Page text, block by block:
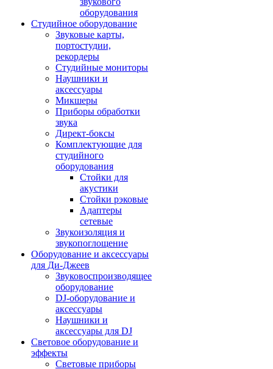
оборудования
Студийное оборудование
Звуковые карты,
портостудии,
рекордеры
Студийные мониторы
Наушники и
аксессуары
Микшеры
Приборы обработки
звука
Директ-боксы
Комплектующие для
студийного
оборудования
Стойки для
акустики
Стойки рэковые
Адаптеры
сетевые
Звукоизоляция и
звукопоглощение
Оборудование и аксессуары
для Ди-Джеев
Звуковоспроизводящее
оборудование
DJ-оборудование и
аксессуары
Наушники и
аксессуары для DJ
Световое оборудование и
эффекты
Световые приборы